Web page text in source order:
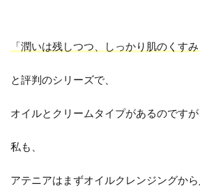
「潤いは残しつつ、しっかり肌のくすみ
と評判のシリーズで、
オイルとクリームタイプがあるのですが
私も、
アテニアはまずオイルクレンジングから